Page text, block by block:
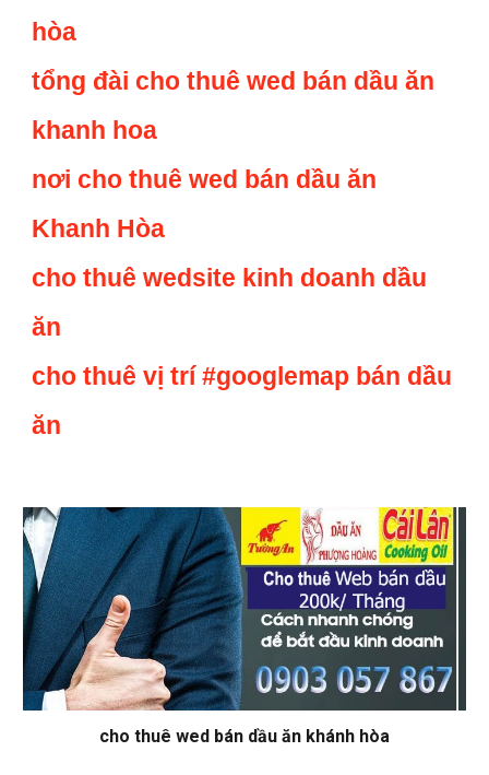
hòa
tổng đài cho thuê wed bán dầu ăn
khanh hoa
nơi cho thuê wed bán dầu ăn
Khanh Hòa
cho thuê wedsite kinh doanh dầu
ăn
cho thuê vị trí #googlemap bán dầu
ăn
cho thuê wed bán dầu ăn khánh hòa